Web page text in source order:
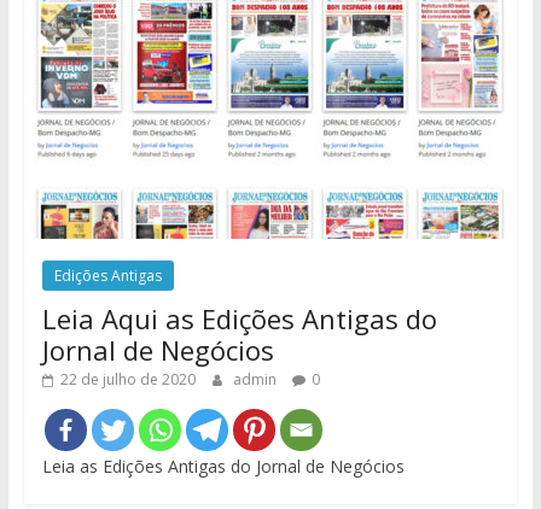
Edições Antigas
Leia Aqui as Edições Antigas do
Jornal de Negócios
22 de julho de 2020 admin 0
Leia as Edições Antigas do Jornal de Negócios